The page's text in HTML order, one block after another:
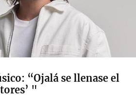
“Ojalá se llenase el
"